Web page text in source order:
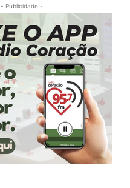
- Publicidade -